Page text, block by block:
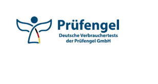
content